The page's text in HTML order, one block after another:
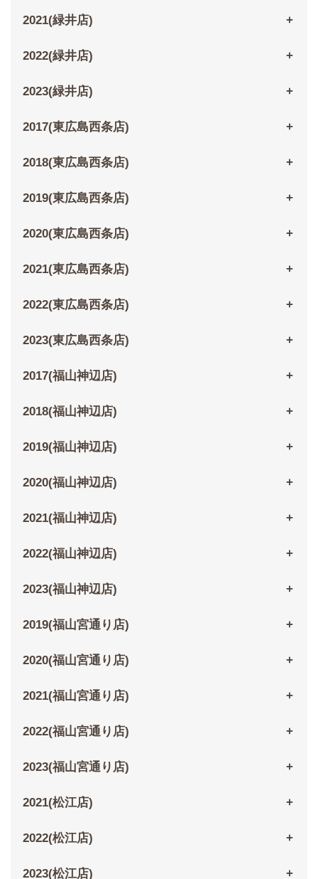
2021(緑井店)
2022(緑井店)
2023(緑井店)
2017(東広島西条店)
2018(東広島西条店)
2019(東広島西条店)
2020(東広島西条店)
2021(東広島西条店)
2022(東広島西条店)
2023(東広島西条店)
2017(福山神辺店)
2018(福山神辺店)
2019(福山神辺店)
2020(福山神辺店)
2021(福山神辺店)
2022(福山神辺店)
2023(福山神辺店)
2019(福山宮通り店)
2020(福山宮通り店)
2021(福山宮通り店)
2022(福山宮通り店)
2023(福山宮通り店)
2021(松江店)
2022(松江店)
2023(松江店)